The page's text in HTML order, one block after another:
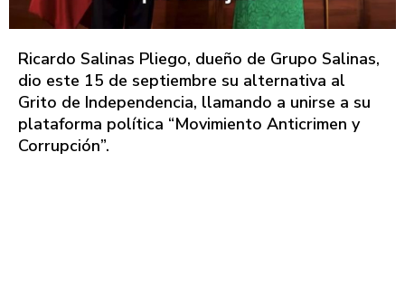
Ricardo Salinas Pliego, dueño de Grupo Salinas,
dio este 15 de septiembre su alternativa al
Grito de Independencia, llamando a unirse a su
plataforma política “Movimiento Anticrimen y
Corrupción”.